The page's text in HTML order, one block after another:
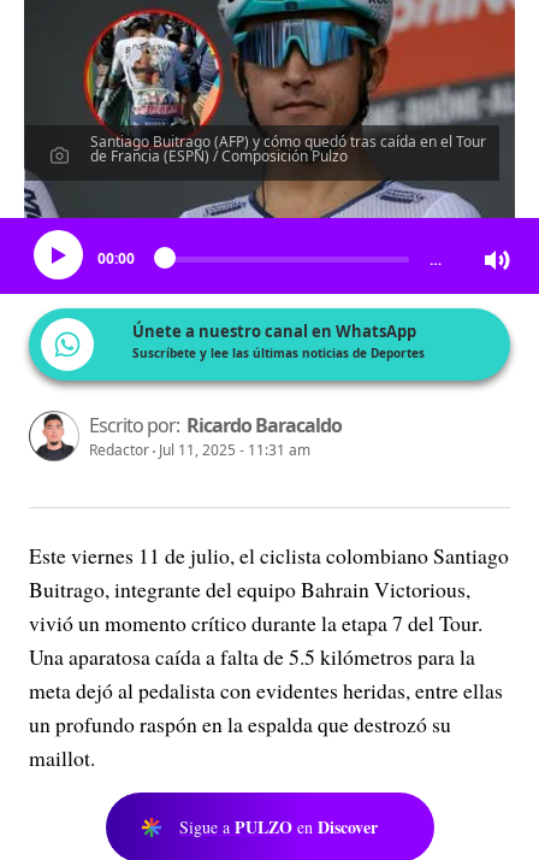
Santiago Buitrago (AFP) y cómo quedó tras caída en el Tour
de Francia (ESPN) / Composición Pulzo
Escucha el artículo
00:00 …
Únete a nuestro canal en WhatsApp
Suscríbete y lee las últimas noticias de Deportes
Escrito por: Ricardo Baracaldo
Redactor Jul 11, 2025 - 11:31 am
Este viernes 11 de julio, el ciclista colombiano Santiago
Buitrago, integrante del equipo Bahrain Victorious,
vivió un momento crítico durante la etapa 7 del Tour.
Una aparatosa caída a falta de 5.5 kilómetros para la
meta dejó al pedalista con evidentes heridas, entre ellas
un profundo raspón en la espalda que destrozó su
maillot.
Sigue a PULZO en Discover